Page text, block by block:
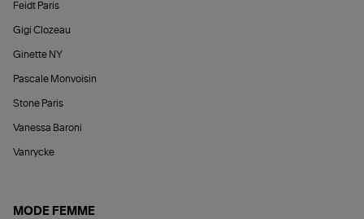
Feidt Paris
Gigi Clozeau
Ginette NY
Pascale Monvoisin
Stone Paris
Vanessa Baroni
Vanrycke
MODE FEMME